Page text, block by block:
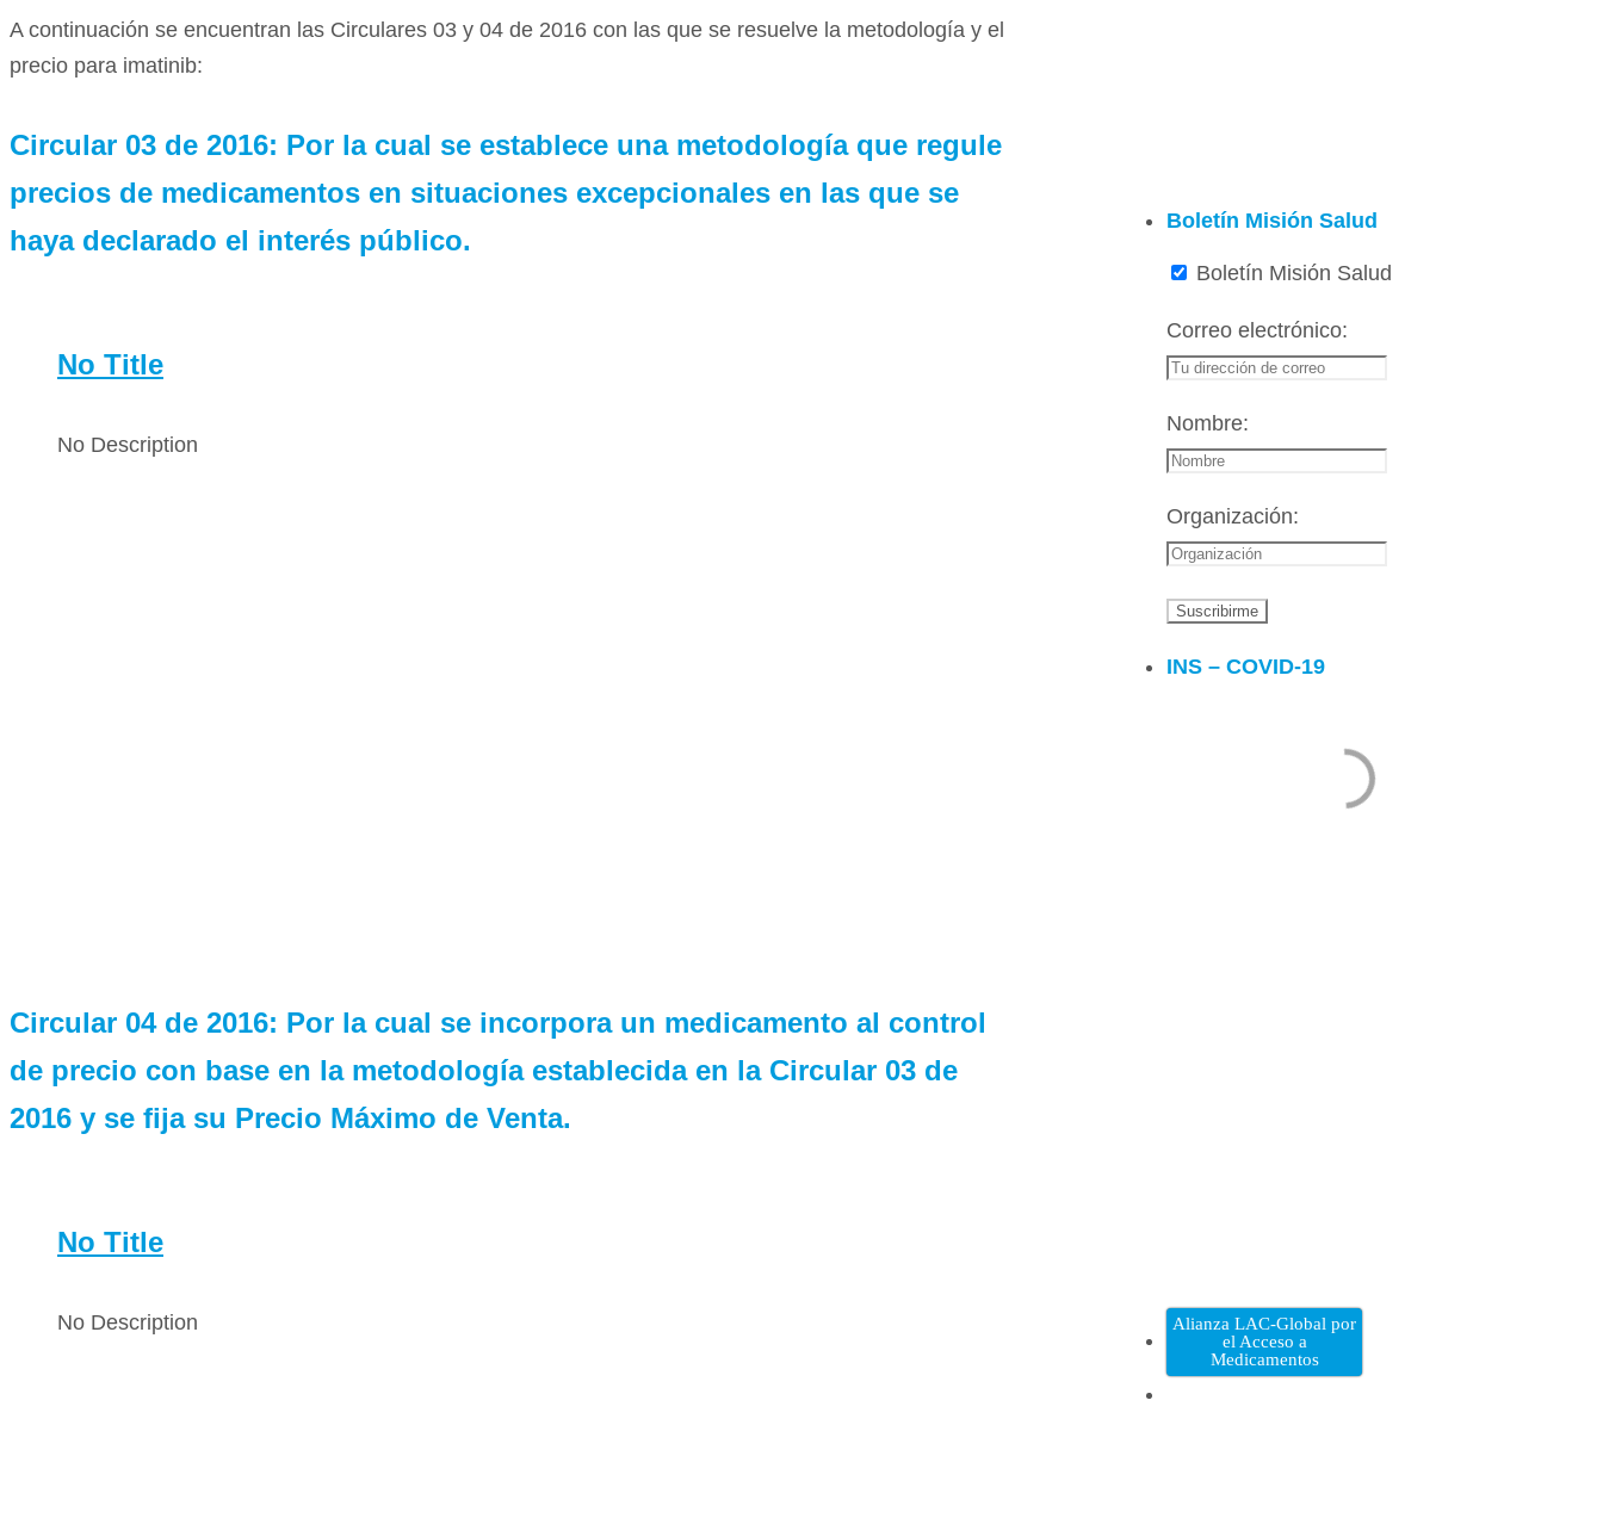
A continuación se encuentran las Circulares 03 y 04 de 2016 con las que se resuelve la metodología y el
precio para imatinib:
Circular 03 de 2016: Por la cual se establece una metodología que regule
precios de medicamentos en situaciones excepcionales en las que se
haya declarado el interés público.
No Title
No Description
Circular 04 de 2016: Por la cual se incorpora un medicamento al control
de precio con base en la metodología establecida en la Circular 03 de
2016 y se fija su Precio Máximo de Venta.
No Title
No Description
Boletín Misión Salud
Boletín Misión Salud
Correo electrónico:
Nombre:
Organización:
INS – COVID-19
Alianza LAC-Global por
el Acceso a
Medicamentos